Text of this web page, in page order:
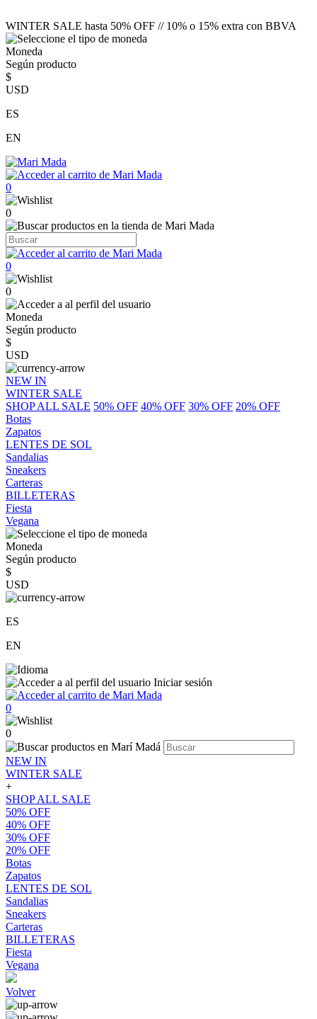
WINTER SALE hasta 50% OFF // 10% o 15% extra con BBVA
Moneda
Según producto
$
USD
ES
EN
0
0
0
0
Moneda
Según producto
$
USD
NEW IN
WINTER SALE
SHOP ALL SALE 50% OFF 40% OFF 30% OFF 20% OFF
Botas
Zapatos
LENTES DE SOL
Sandalias
Sneakers
Carteras
BILLETERAS
Fiesta
Vegana
Moneda
Según producto
$
USD
ES
EN
Iniciar sesión
0
0
NEW IN
WINTER SALE
+
SHOP ALL SALE
50% OFF
40% OFF
30% OFF
20% OFF
Botas
Zapatos
LENTES DE SOL
Sandalias
Sneakers
Carteras
BILLETERAS
Fiesta
Vegana
Volver